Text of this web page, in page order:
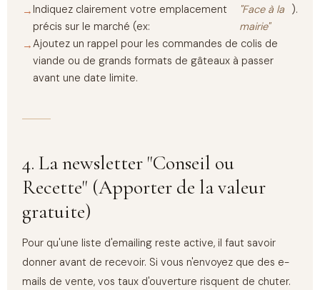
Indiquez clairement votre emplacement
précis sur le marché (ex:
"Face à la
mairie"
).
Ajoutez un rappel pour les commandes de colis de
viande ou de grands formats de gâteaux à passer
avant une date limite.
4. La newsletter "Conseil ou
Recette" (Apporter de la valeur
gratuite)
Pour qu'une liste d'emailing reste active, il faut savoir
donner avant de recevoir. Si vous n'envoyez que des e-
mails de vente, vos taux d'ouverture risquent de chuter.